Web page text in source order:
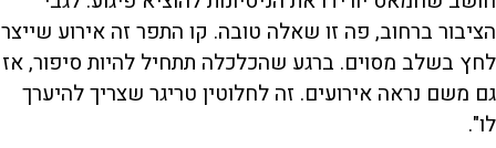
הציבור ברחוב, פה זו שאלה טובה. קו התפר זה אירוע שייצר
לחץ בשלב מסוים. ברגע שהכלכלה תתחיל להיות סיפור, אז
גם משם נראה אירועים. זה לחלוטין טריגר שצריך להיערך
לו".